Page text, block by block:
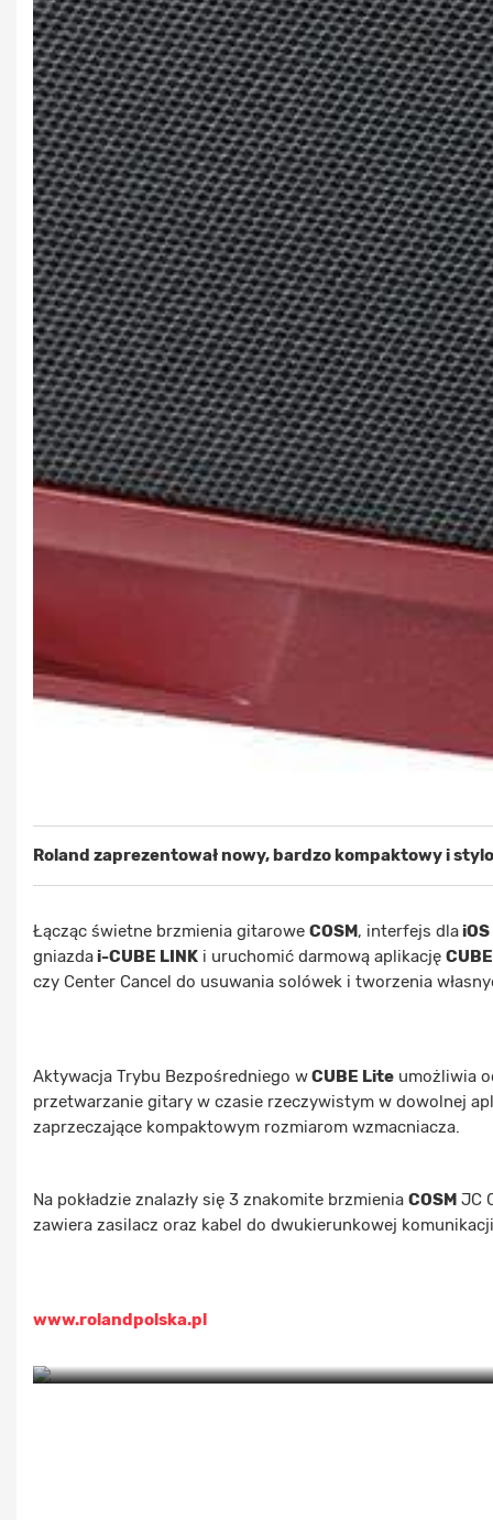
Roland zaprezentował nowy, bardzo kompaktowy i
Łącząc świetne brzmienia gitarowe COSM, interfejs dlaiOS
gniazdai-CUBE LINK i uruchomić darmową aplikację
czy Center Cancel do usuwania solówek i tworzenia
Aktywacja Trybu Bezpośredniego wCUBE Lite umożliwia
przetwarzanie gitary w czasie rzeczywistym w dowolnej
zaprzeczające kompaktowym rozmiarom wzmacniacza.
Na pokładzie znalazły się 3 znakomite brzmienia COSM JC
zawiera zasilacz oraz kabel do dwukierunkowej
www.rolandpolska.pl